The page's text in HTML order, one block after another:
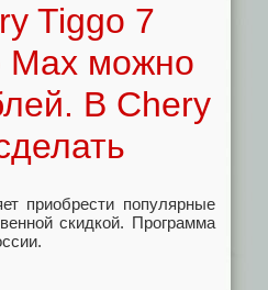
Tiggo 7
Max можно
В Chery
приобрести популярные
скидкой. Программа